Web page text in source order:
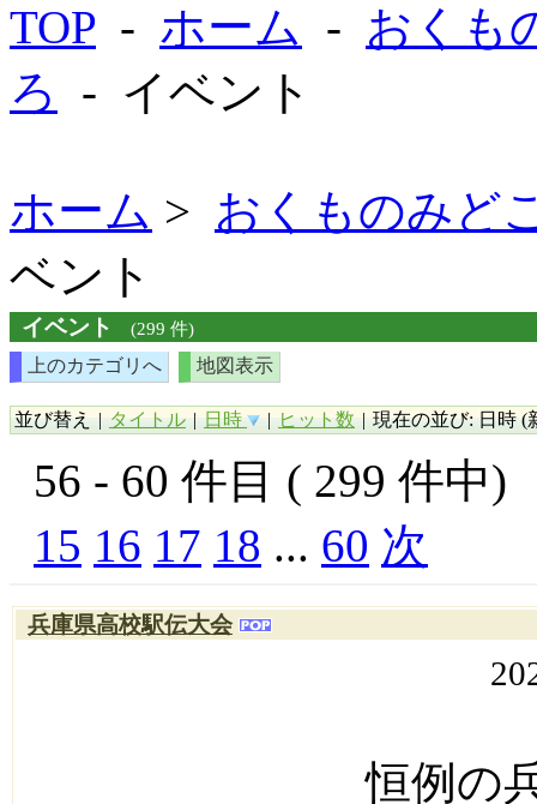
TOP - ホーム - おくも
ろ
- イベント
ホーム > おくものみど
ベント
イベント
(299 件)
上のカテゴリへ
地図表示
並び替え | タイトル | 日時 | ヒット数 | 現在の並び: 日時
56 - 60 件目 ( 299 件中
15 16 17 18 ... 60 次
兵庫県高校駅伝大会
恒例の